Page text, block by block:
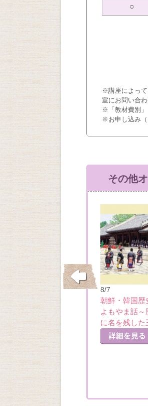
○
※講座によって
室にお問い合わ
※「教材費別」
※お申し込み
その他
10/15
垂水・舞子の洋館
めぐり・五色山洋
館
8/7
朝鮮・韓国
よもやま話～
に名を残した
を見る
詳細を見る